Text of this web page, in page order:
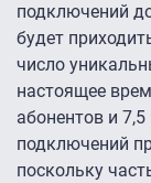
подключений
будет
число
настоящее
абонентов и
подключений
поскольку